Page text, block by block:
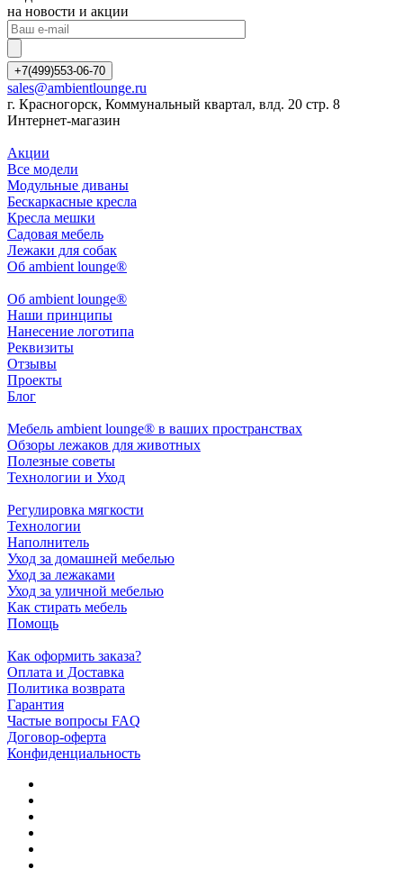
на новости и акции
+7(499)553-06-70
sales@ambientlounge.ru
г. Красногорск, Коммунальный квартал, влд. 20 стр. 8
Интернет-магазин
Акции
Все модели
Модульные диваны
Бескаркасные кресла
Кресла мешки
Садовая мебель
Лежаки для собак
Об ambient lounge®
Oб ambient lounge®
Наши принципы
Нанесение логотипа
Реквизиты
Отзывы
Проекты
Блог
Мебель ambient lounge® в ваших пространствах
Обзоры лежаков для животных
Полезные советы
Технологии и Уход
Регулировка мягкости
Технологии
Наполнитель
Уход за домашней мебелью
Уход за лежаками
Уход за уличной мебелью
Как стирать мебель
Помощь
Как оформить заказа?
Оплата и Доставка
Политика возврата
Гарантия
Частые вопросы FAQ
Договор-оферта
Конфиденциальность